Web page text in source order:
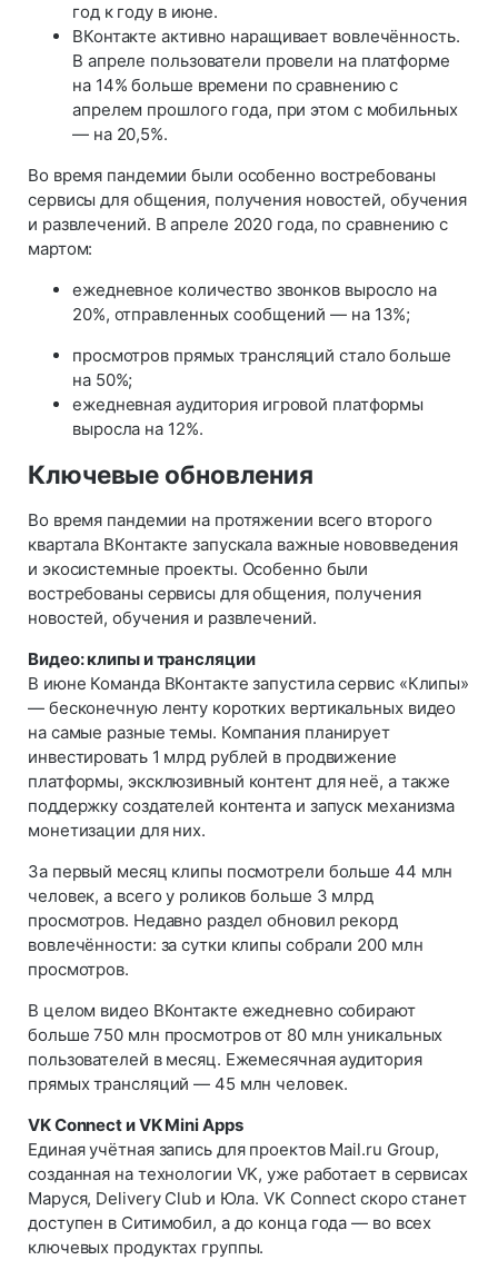
год к году в июне.
ВКонтакте активно наращивает вовлечённость.
В апреле пользователи провели на платформе
на 14% больше времени по сравнению с
апрелем прошлого года, при этом с мобильных
— на 20,5%.
Во время пандемии были особенно востребованы
сервисы для общения, получения новостей, обучения
и развлечений. В апреле 2020 года, по сравнению с
мартом:
ежедневное количество звонков выросло на
20%, отправленных сообщений — на 13%;
просмотров прямых трансляций стало больше
на 50%;
ежедневная аудитория игровой платформы
выросла на 12%.
Ключевые обновления
Во время пандемии на протяжении всего второго
квартала ВКонтакте запускала важные нововведения
и экосистемные проекты. Особенно были
востребованы сервисы для общения, получения
новостей, обучения и развлечений.
Видео: клипы и трансляции
В июне Команда ВКонтакте запустила сервис «Клипы»
— бесконечную ленту коротких вертикальных видео
на самые разные темы. Компания планирует
инвестировать 1 млрд рублей в продвижение
платформы, эксклюзивный контент для неё, а также
поддержку создателей контента и запуск механизма
монетизации для них.
За первый месяц клипы посмотрели больше 44 млн
человек, а всего у роликов больше 3 млрд
просмотров. Недавно раздел обновил рекорд
вовлечённости: за сутки клипы собрали 200 млн
просмотров.
В целом видео ВКонтакте ежедневно собирают
больше 750 млн просмотров от 80 млн уникальных
пользователей в месяц. Ежемесячная аудитория
прямых трансляций — 45 млн человек.
VK Connect и VK Mini Apps
Единая учётная запись для проектов Mail.ru Group,
созданная на технологии VK, уже работает в сервисах
Маруся, Delivery Club и Юла. VK Connect скоро станет
доступен в Ситимобил, а до конца года — во всех
ключевых продуктах группы.